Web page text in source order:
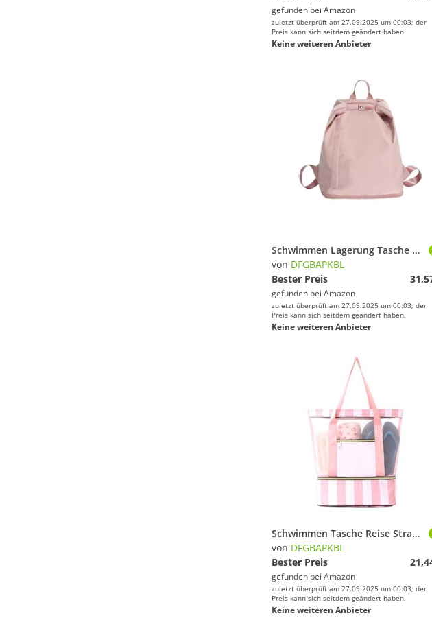
gefunden bei Amazon
zuletzt überprüft am 27.09.2025 um 00:03; der
Preis kann sich seitdem geändert haben.
Keine weiteren Anbieter
Schwimmen Lagerung Tasche Frauen Trocken Nass Trennung Fitness Rucksack Tragbare Wasserdicht Für Fitness(Pink)
von DFGBAPKBL
Bester Preis
gefunden bei Amazon
zuletzt überprüft am 27.09.2025 um 00:03; der
Preis kann sich seitdem geändert haben.
Keine weiteren Anbieter
Schwimmen Tasche Reise Strand Handheld Outdoor Tote Pouch Gym Taschen Für Fitness(Pink)
von DFGBAPKBL
Bester Preis
gefunden bei Amazon
zuletzt überprüft am 27.09.2025 um 00:03; der
Preis kann sich seitdem geändert haben.
Keine weiteren Anbieter